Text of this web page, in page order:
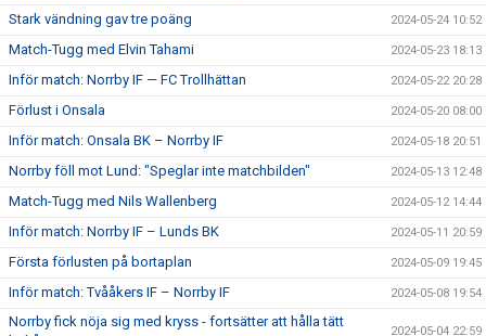
Stark vändning gav tre poäng 2024-05-24 10:52
Match-Tugg med Elvin Tahami 2024-05-23 18:13
Inför match: Norrby IF — FC Trollhättan 2024-05-22 20:28
Förlust i Onsala 2024-05-20 08:00
Inför match: Onsala BK – Norrby IF 2024-05-18 20:51
Norrby föll mot Lund: "Speglar inte matchbilden" 2024-05-13 12:48
Match-Tugg med Nils Wallenberg 2024-05-12 14:44
Inför match: Norrby IF – Lunds BK 2024-05-11 20:59
Första förlusten på bortaplan 2024-05-09 19:45
Inför match: Tvååkers IF – Norrby IF 2024-05-08 19:54
Norrby fick nöja sig med kryss - fortsätter att hålla tätt
2024-05-04 22:59